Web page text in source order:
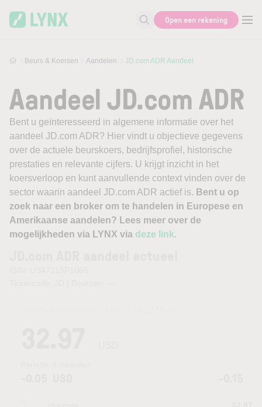
Zoek naar informatie
Open een rekening
Beurs & Koersen Aandelen JD.com ADR Aandeel
Aandeel JD.com ADR
Bent u geïnteresseerd in algemene informatie over het
aandeel JD.com ADR? Hier vindt u objectieve gegevens
over de actuele beurskoers, bedrijfsprofiel, historische
prestaties en relevante cijfers. U krijgt inzicht in het
koersverloop en kunt aanvullende context vinden over de
sector waarin aandeel JD.com ADR actief is. Bent u op
zoek naar een broker om te handelen in Europese en
Amerikaanse aandelen? Lees meer over de
mogelijkheden via LYNX via deze link.